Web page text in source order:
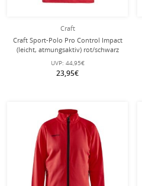
Craft
Craft Sport-Polo Pro Control Impact
(leicht, atmungsaktiv) rot/schwarz
Herren
UVP: 44,95€
23,95€